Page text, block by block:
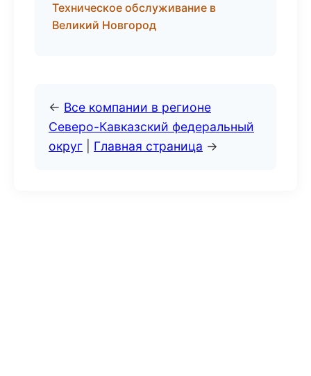
Техническое обслуживание в
Великий Новгород
← Все компании в регионе
Северо-Кавказский федеральный
округ
Главная страница →